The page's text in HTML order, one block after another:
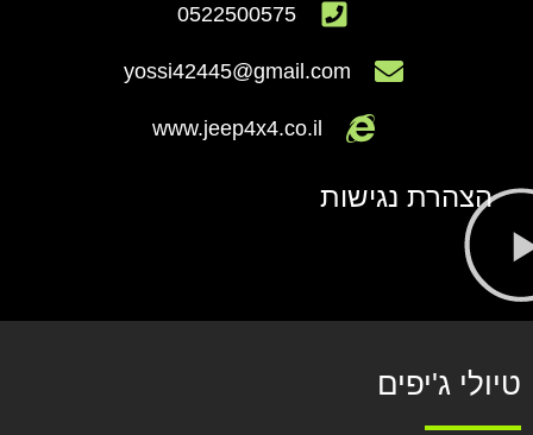
0522500575
yossi42445@gmail.com
www.jeep4x4.co.il
הצהרת נגישות
טיולי ג'יפים